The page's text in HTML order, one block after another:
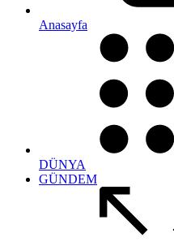
Anasayfa
DÜNYA
GÜNDEM